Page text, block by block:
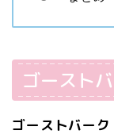
ゴースト
ゴーストバー